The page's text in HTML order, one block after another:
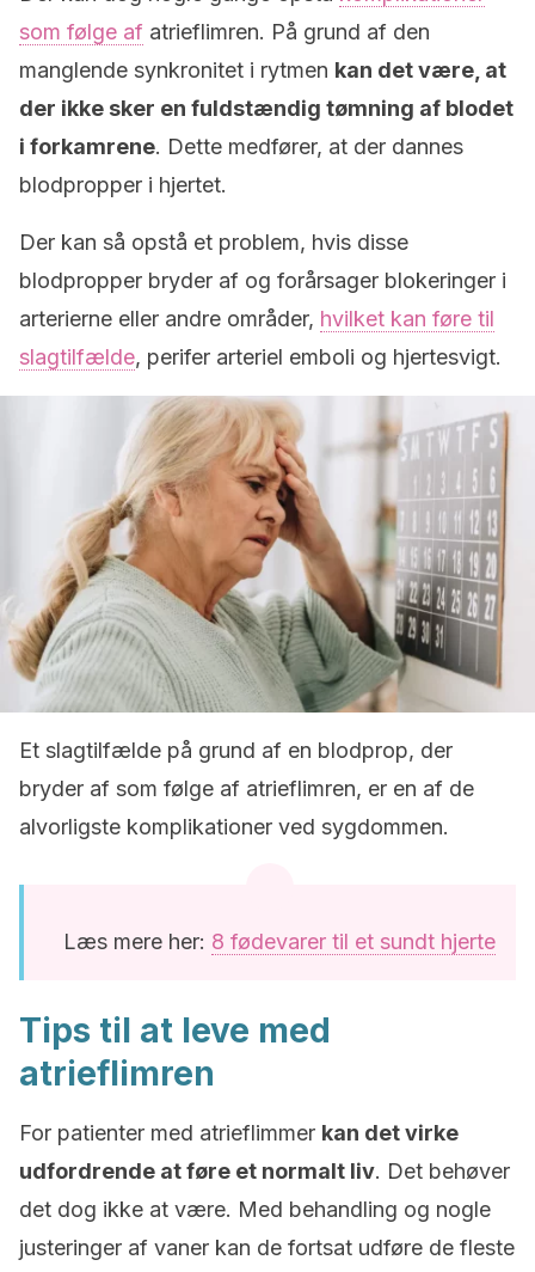
som følge af atrieflimren. På grund af den
manglende synkronitet i rytmen kan det være, at
der ikke sker en fuldstændig tømning af blodet
i forkamrene. Dette medfører, at der dannes
blodpropper i hjertet.
Der kan så opstå et problem, hvis disse
blodpropper bryder af og forårsager blokeringer i
arterierne eller andre områder, hvilket kan føre til
slagtilfælde, perifer arteriel emboli og hjertesvigt.
Et slagtilfælde på grund af en blodprop, der
bryder af som følge af atrieflimren, er en af de
alvorligste komplikationer ved sygdommen.
Læs mere her: 8 fødevarer til et sundt hjerte
Tips til at leve med
atrieflimren
For patienter med atrieflimmer kan det virke
udfordrende at føre et normalt liv. Det behøver
det dog ikke at være. Med behandling og nogle
justeringer af vaner kan de fortsat udføre de fleste